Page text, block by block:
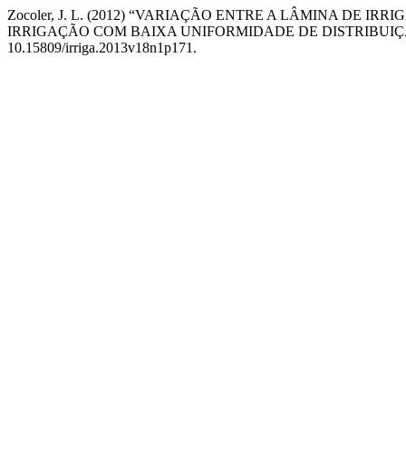
Zocoler, J. L. (2012) “VARIAÇÃO ENTRE A LÂMINA DE
IRRIGAÇÃO COM BAIXA UNIFORMIDADE DE
10.15809/irriga.2013v18n1p171.